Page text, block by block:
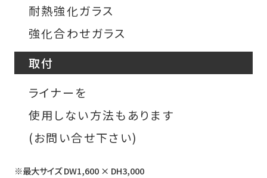
耐熱強化ガラス
強化合わせガラス
取付
ライナーを
使用しない方法もあります
(お問い合せ下さい)
※最大サイズ DW1,600 × DH3,000